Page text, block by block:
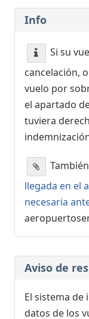
Info
Si su
cancelación,
vuelo por
el apartado
tuviera
llegada en el
necesaria
Aviso de
El sistema
datos de los